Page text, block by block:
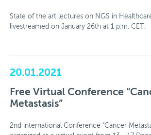
Personalisierte Medizin
Arbeitsgruppen
State of the art lectures on NGS in
livestreamed on January 26th at 1 p.m. CET.
20.01.2021
Free Virtual Conference
Metastasis”
2nd international Conference "Cancer